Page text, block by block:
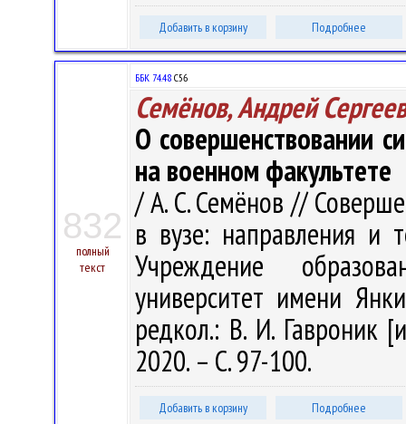
Добавить в корзину Подробнее
832
полный
текст
ББК 74.48 С56
Семёнов, Андрей
О совершенствовании
на военном факультете
/ А. С. Семёнов //
в вузе: направления и
Учреждение
университет имени
редкол.: В. И. Гавроник
2020. – С. 97-100.
Добавить в корзину Подробнее